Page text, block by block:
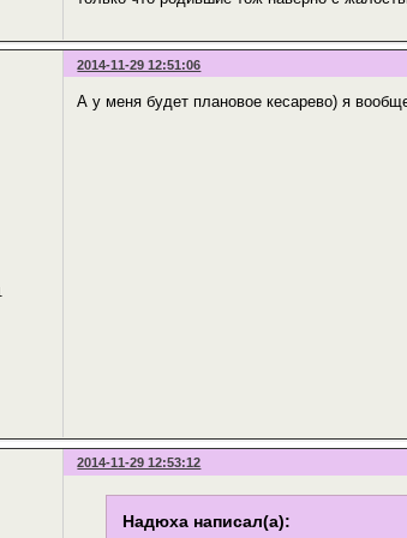
2014-11-29 12:51:06
А у меня будет плановое кесарево) я
2014-11-29 12:53:12
Надюха написал(а):